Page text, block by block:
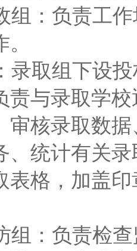
组：负责工
录取组下设
责与录取学
审核录取数
、统计有关
表格，加盖
组：负责检